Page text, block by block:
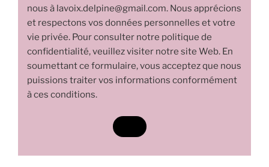
nous à lavoix.delpine@gmail.com. Nous apprécions
et respectons vos données personnelles et votre
vie privée. Pour consulter notre politique de
confidentialité, veuillez visiter notre site Web. En
soumettant ce formulaire, vous acceptez que nous
puissions traiter vos informations conformément
à ces conditions.